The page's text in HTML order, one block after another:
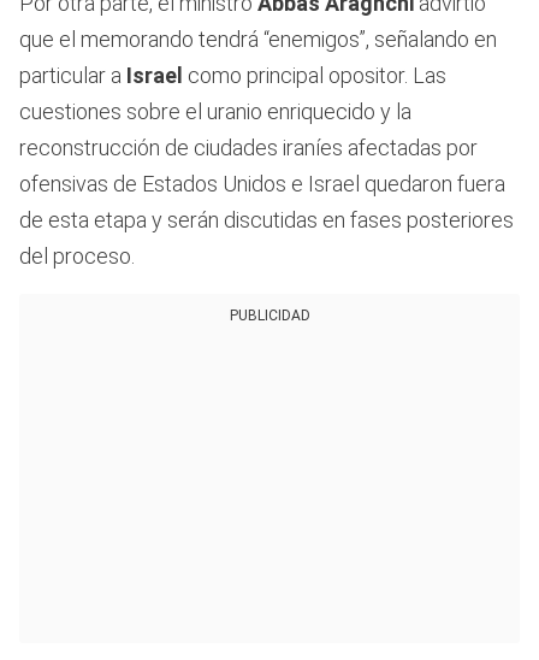
que el memorando tendrá “enemigos”, señalando en
particular a Israel como principal opositor. Las
cuestiones sobre el uranio enriquecido y la
reconstrucción de ciudades iraníes afectadas por
ofensivas de Estados Unidos e Israel quedaron fuera
de esta etapa y serán discutidas en fases posteriores
del proceso.
PUBLICIDAD